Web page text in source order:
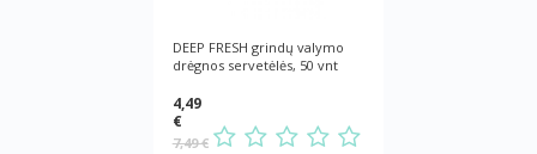
DEEP FRESH grindų valymo
drėgnos servetėlės, 50 vnt
4,49
€
7,49 €